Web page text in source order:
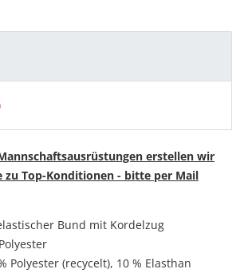
erstellen wir
zu Top-Konditionen - bitte per Mail
Bund mit Kordelzug
Polyester (recycelt), 10 % Elasthan